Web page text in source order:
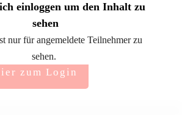
einloggen um den Inhalt zu
sehen
nur für angemeldete Teilnehmer zu
sehen.
zum Login